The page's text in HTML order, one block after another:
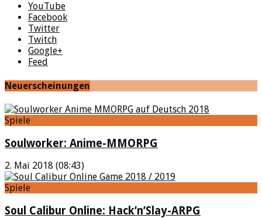
YouTube
Facebook
Twitter
Twitch
Google+
Feed
Neuerscheinungen
Spiele
Soulworker: Anime-MMORPG
2. Mai 2018 (08:43)
Spiele
Soul Calibur Online: Hack’n’Slay-ARPG